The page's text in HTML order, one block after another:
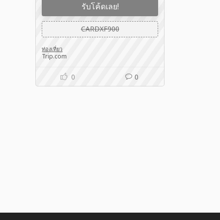
รับโค้ดเลย!
CARDXF900
ท่องเที่ยว
Trip.com
0 0